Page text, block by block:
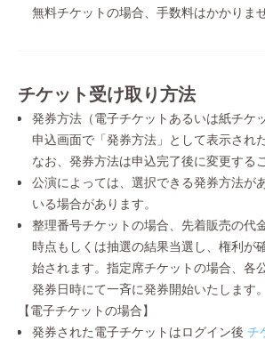
無料チケットの場合、手数料はかかりま
チケット受け取り方法
発券方法（電子チケットあるいは紙チケ
申込画面で「発券方法」として表示され
なお、発券方法は申込完了後に変更する
公演によっては、選択できる発券方法が
いる場合があります。
整理番号チケットの場合、先着販売の代
時点もしくは抽選の結果当選し、権利が
始されます。指定席チケットの場合、各
発券日時にて一斉に発券開始いたします。
【電子チケットの場合】
発券された電子チケットはログイン後 チ